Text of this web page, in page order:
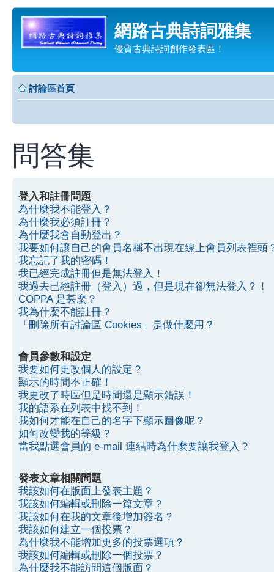
網路古典詩詞雅集
優質古典詩詞創作發表區！
討論區首頁
問答集
登入和註冊問題
為什麼我不能登入？
為什麼我必須註冊？
為什麼我會自動登出？
我要如何讓自己的會員名稱不出現在線上會員列表裡頭
我忘記了我的密碼！
我已經完成註冊但是無法登入！
我過去已經註冊（登入）過，但是現在卻無法登入？！
COPPA 是甚麼？
我為什麼不能註冊？
「刪除所有討論區 Cookies」是做什麼用？
會員參數和設定
我要如何更改個人的設定？
顯示的時間不正確！
我更改了時區但是時間還是顯示錯誤！
我的語系在列表中找不到！
我如何才能在自己的名字下顯示圖像呢？
如何改變我的等級？
當我點選會員的 e-mail 連結時為什麼要讓我登入？
發表文章相關問題
我該如何在版面上發表主題？
我該如何編輯或刪除一篇文章？
我該如何在我的文章後增加簽名？
我該如何建立一個投票？
為什麼我不能增加更多的投票選項？
我該如何編輯或刪除一個投票？
為什麼我不能訪問這個版面？